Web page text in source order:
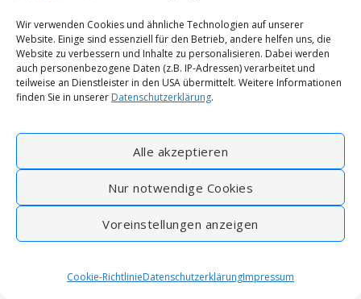
Wir verwenden Cookies und ähnliche Technologien auf unserer
Website. Einige sind essenziell für den Betrieb, andere helfen uns, die
Website zu verbessern und Inhalte zu personalisieren. Dabei werden
auch personenbezogene Daten (z.B. IP-Adressen) verarbeitet und
teilweise an Dienstleister in den USA übermittelt. Weitere Informationen
finden Sie in unserer Datenschutzerklärung.
Alle akzeptieren
Nur notwendige Cookies
Voreinstellungen anzeigen
Cookie-RichtlinieDatenschutzerklärungImpressum